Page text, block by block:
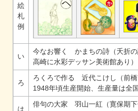
絵
札
例
い
今なお響く かまちの詩（夭折の
高崎に水彩デッサン美術館あり）
ろ
ろくろで作る 近代こけし（前橋
1948年頃生産開始、生産量は全国
は
俳句の大家 羽山一紅（寛保期下